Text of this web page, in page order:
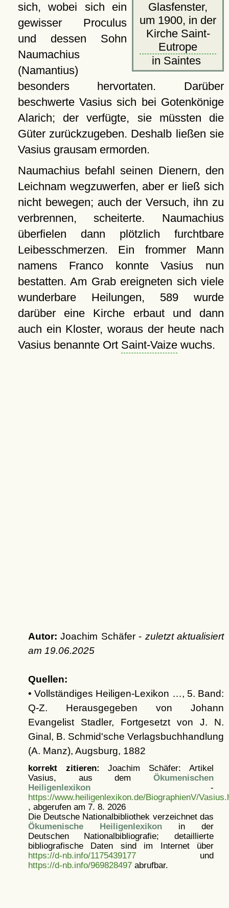
Glasfenster,
um 1900, in der
Kirche Saint-
Eutrope
in Saintes
sich, wobei sich ein
gewisser Proculus
und dessen Sohn
Naumachius
(Namantius)
besonders hervortaten. Darüber
beschwerte Vasius sich bei Gotenkönige
Alarich; der verfügte, sie müssten die
Güter zurückzugeben. Deshalb ließen sie
Vasius grausam ermorden.
Naumachius befahl seinen Dienern, den
Leichnam wegzuwerfen, aber er ließ sich
nicht bewegen; auch der Versuch, ihn zu
verbrennen, scheiterte. Naumachius
überfielen dann plötzlich furchtbare
Leibesschmerzen. Ein frommer Mann
namens Franco konnte Vasius nun
bestatten. Am Grab ereigneten sich viele
wunderbare Heilungen, 589 wurde
darüber eine Kirche erbaut und dann
auch ein Kloster, woraus der heute nach
Vasius benannte Ort Saint-Vaizewuchs.
Autor: Joachim Schäfer - zuletzt aktualisiert
am 19.06.2025
Quellen:
• Vollständiges Heiligen-Lexikon …, 5. Band:
Q-Z. Herausgegeben von Johann
Evangelist Stadler, Fortgesetzt von J. N.
Ginal, B. Schmid'sche Verlagsbuchhandlung
(A. Manz), Augsburg, 1882
korrekt zitieren: Joachim Schäfer: Artikel
Vasius, aus dem Ökumenischen
Heiligenlexikon-
https://www.heiligenlexikon.de/BiographienV/
, abgerufen am 7. 8. 2026
Die Deutsche Nationalbibliothek verzeichnet das
Ökumenische Heiligenlexikonin der
Deutschen Nationalbibliografie; detaillierte
bibliografische Daten sind im Internet über
https://d-nb.info/1175439177und
https://d-nb.info/969828497abrufbar.